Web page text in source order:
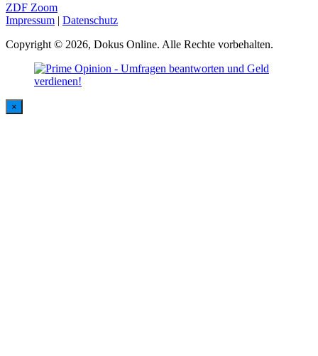
ZDF Zoom
Impressum | Datenschutz
Copyright © 2026, Dokus Online. Alle Rechte vorbehalten.
×